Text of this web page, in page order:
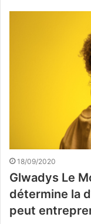
18/09/2020
Glwadys Le
détermine la
peut